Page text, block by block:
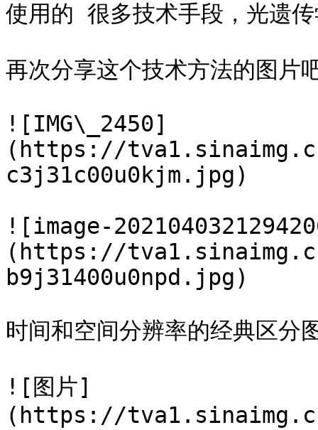
使用的 很多技术手段，光遗
再次分享这个技术方法的图片
![IMG\_2450]
(https://tva1.sinaimg.cn/
c3j31c00u0kjm.jpg)
![image-
(https://tva1.sinaimg.cn/
b9j31400u0npd.jpg)
时间和空间分辨率的经典区分
![图片]
(https://tva1.sinaimg.cn/